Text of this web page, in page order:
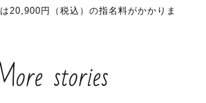
いただけると嬉しいです！
トする前に、二人の思い出を形に残す
20,900円（税込）の指名料がかかりま
stories